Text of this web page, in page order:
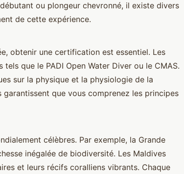
ou plongeur chevronné, il existe divers
de cette expérience.
obtenir une certification est essentiel. Les
que le PADI Open Water Diver ou le CMAS.
sur la physique et la physiologie de la
que vous comprenez les principes
célèbres. Par exemple, la Grande
inégalée de biodiversité. Les Maldives
et leurs récifs coralliens vibrants. Chaque